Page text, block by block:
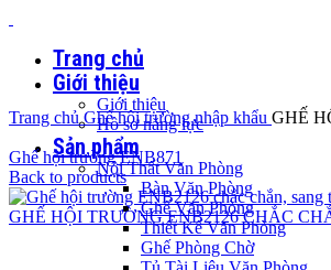
Trang chủ
Giới thiệu
Giới thiệu
Hồ sơ năng lực
Sản phẩm
Nội Thất Văn Phòng
Bàn Văn Phòng
Ghế Văn Phòng
Thiết Kế Văn Phòng
Ghế Phòng Chờ
Trang chủGhế hội trường nhập khẩu GHẾ
Ghế hội trường ENB871
Back to products
GHẾ HỘI TRƯỜNG ENB2126 CHẮC